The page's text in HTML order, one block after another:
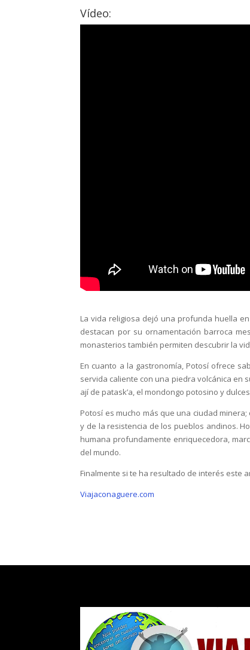
Vídeo:
La vida religiosa dejó una profunda huella
destacan por su ornamentación barroca
monasterios también permiten descubrir la
En cuanto a la gastronomía, Potosí ofrece
servida caliente con una piedra volcánica en
ají de patask’a, el mondongo potosino y
Potosí es mucho más que una ciudad
y de la resistencia de los pueblos andinos.
humana profundamente enriquecedora,
del mundo.
Finalmente si te ha resultado de interés este
Viajaconaguere.com